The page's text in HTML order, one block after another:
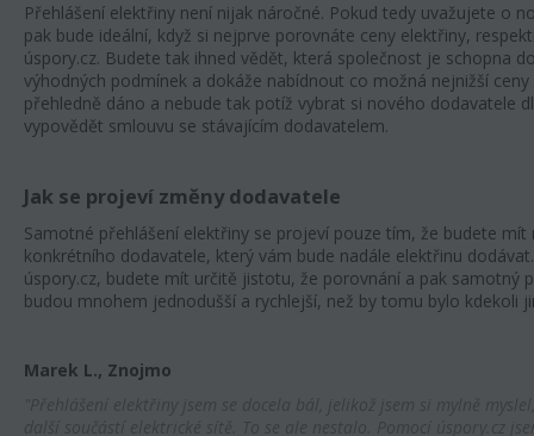
Přehlášení elektřiny není nijak náročné. Pokud tedy uvažujete o
pak bude ideální, když si nejprve porovnáte ceny elektřiny,
úspory.cz. Budete tak ihned vědět, která společnost je schopna
výhodných podmínek a dokáže nabídnout co možná nejnižší
přehledně dáno a nebude tak potíž vybrat si nového dodavatele
vypovědět smlouvu se stávajícím dodavatelem.
Jak se projeví změny dodavatele
Samotné přehlášení elektřiny se projeví pouze tím, že budete
konkrétního dodavatele, který vám bude nadále elektřinu
úspory.cz, budete mít určitě jistotu, že porovnání a pak samotný
budou mnohem jednodušší a rychlejší, než by tomu bylo kdekoli
Marek L., Znojmo